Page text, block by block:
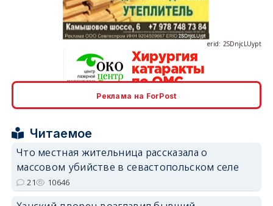
Реклама на ForPost
Читаемое
Что местная жительница рассказала о
массовом убийстве в севастопольском селе
21 10646